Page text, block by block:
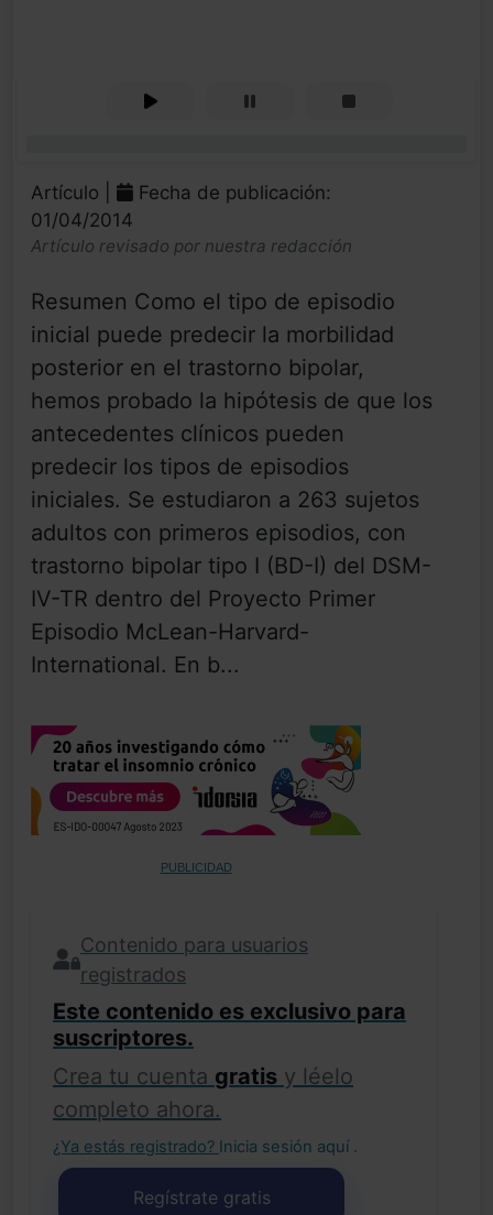
Artículo |
Fecha de publicación:
01/04/2014
Artículo revisado por nuestra redacción
Resumen Como el tipo de episodio
inicial puede predecir la morbilidad
posterior en el trastorno bipolar,
hemos probado la hipótesis de que los
antecedentes clínicos pueden
predecir los tipos de episodios
iniciales. Se estudiaron a 263 sujetos
adultos con primeros episodios, con
trastorno bipolar tipo I (BD-I) del DSM-
IV-TR dentro del Proyecto Primer
Episodio McLean-Harvard-
International. En b...
PUBLICIDAD
Contenido para usuarios
registrados
Este contenido es exclusivo para
suscriptores.
Crea tu cuenta gratis y léelo
completo ahora.
¿Ya estás registrado? Inicia sesión aquí .
Regístrate gratis